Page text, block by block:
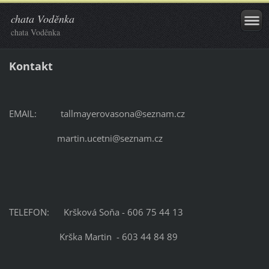
chata Voděnka
chata Voděnka
Kontakt
EMAIL: tallmayerovasona@seznam.cz
martin.ucetni@seznam.cz
TELEFON: Kršková Soňa - 606 75 44 13
Krška Martin - 603 44 84 89